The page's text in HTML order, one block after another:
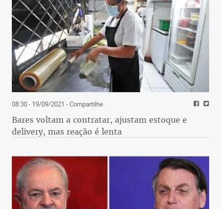
08:30 - 19/09/2021 - Compartilhe
Bares voltam a contratar, ajustam estoque e
delivery, mas reação é lenta